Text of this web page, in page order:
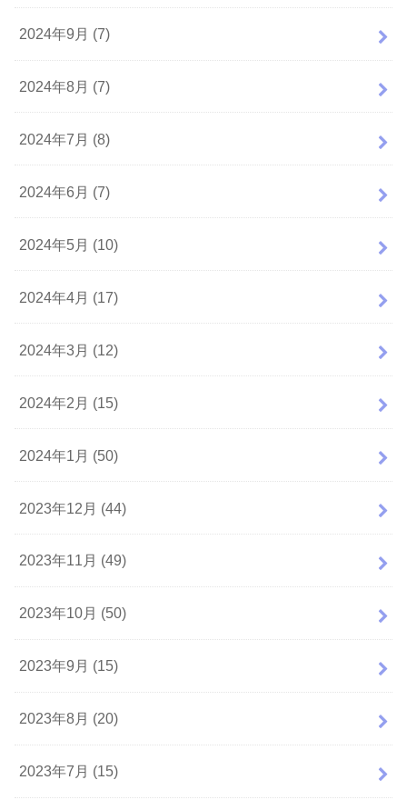
2024年9月 (7)
2024年8月 (7)
2024年7月 (8)
2024年6月 (7)
2024年5月 (10)
2024年4月 (17)
2024年3月 (12)
2024年2月 (15)
2024年1月 (50)
2023年12月 (44)
2023年11月 (49)
2023年10月 (50)
2023年9月 (15)
2023年8月 (20)
2023年7月 (15)